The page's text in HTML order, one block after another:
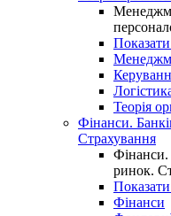
Показати
Теорія
Фінанси.
Страхування
Фінанси.
ринок.
Показати
Фінанси